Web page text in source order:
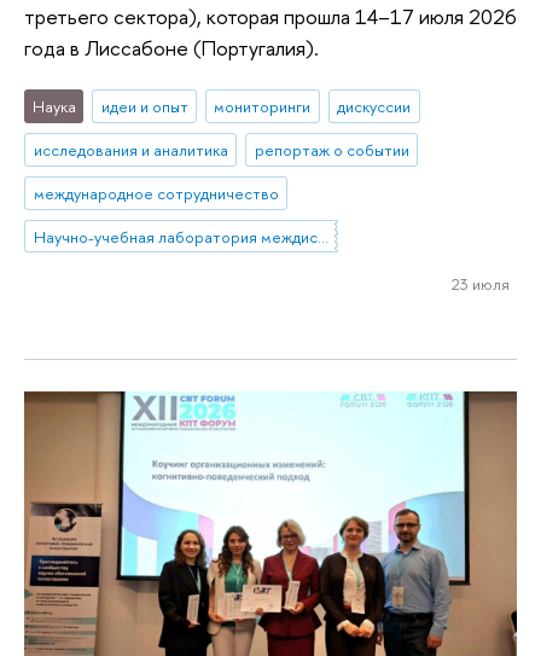
третьего сектора), которая прошла 14–17 июля 2026
года в Лиссабоне (Португалия).
Наука идеи и опыт мониторинги
дискуссии
исследования и аналитика
репортаж о событии
международное сотрудничество
Научно-учебная лаборатория междисциплинарных исследований некоммерческого сектора
23 июля